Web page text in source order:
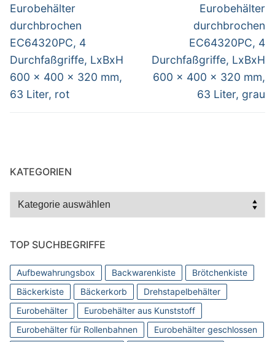
Vorheriger
Beitrag:
Eurobehälter
durchbrochen
EC64320PC, 4
Durchfaßgriffe, LxBxH
600 x 400 x 320 mm,
63 Liter, rot
Nächster
Beitrag:
Eurobehälter
durchbrochen
EC64320PC, 4
Durchfaßgriffe, LxBxH
600 x 400 x 320 mm,
63 Liter, grau
KATEGORIEN
Kategorien
TOP SUCHBEGRIFFE
Aufbewahrungsbox Backwarenkiste
Brötchenkiste
Bäckerkiste
Bäckerkorb
Drehstapelbehälter
Eurobehälter
Eurobehälter aus Kunststoff
Eurobehälter für Rollenbahnen
Eurobehälter geschlossen